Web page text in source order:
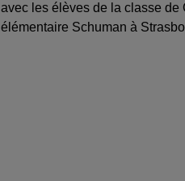
avec les élèves de la classe de
élémentaire Schuman à